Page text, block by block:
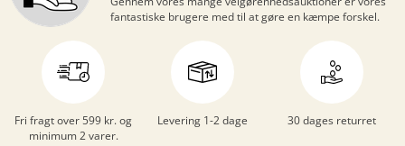
Fri fragt over 599 kr. og
minimum 2 varer.
Levering 1-2 dage 30 dages returret
fantastiske brugere med til at gøre en kæmpe forskel.